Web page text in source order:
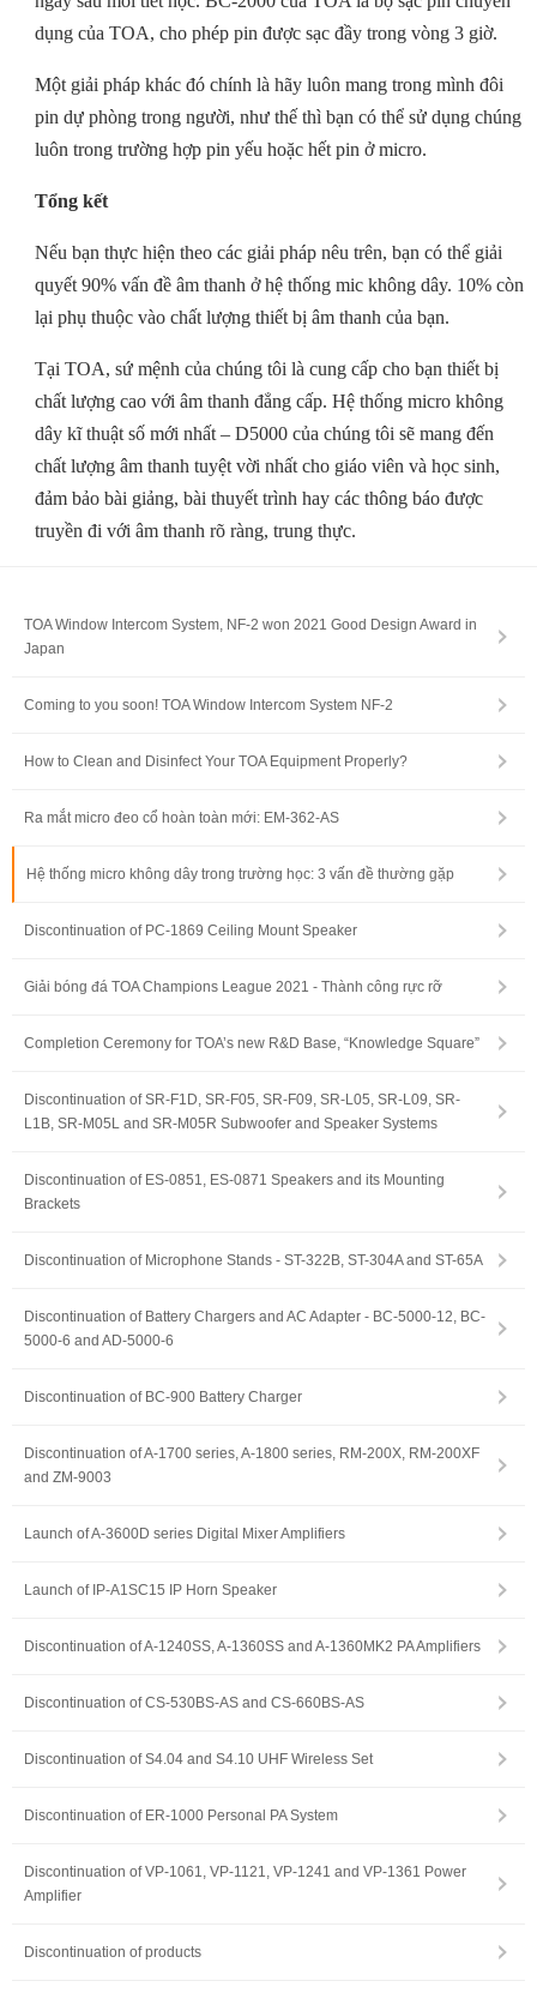
dụng của TOA, cho phép pin được sạc đầy trong vòng 3 giờ.
Một giải pháp khác đó chính là hãy luôn mang trong mình đôi
pin dự phòng trong người, như thế thì bạn có thể sử dụng chúng
luôn trong trường hợp pin yếu hoặc hết pin ở micro.
Tổng kết
Nếu bạn thực hiện theo các giải pháp nêu trên, bạn có thể giải
quyết 90% vấn đề âm thanh ở hệ thống mic không dây. 10% còn
lại phụ thuộc vào chất lượng thiết bị âm thanh của bạn.
Tại TOA, sứ mệnh của chúng tôi là cung cấp cho bạn thiết bị
chất lượng cao với âm thanh đẳng cấp. Hệ thống micro không
dây kĩ thuật số mới nhất – D5000 của chúng tôi sẽ mang đến
chất lượng âm thanh tuyệt vời nhất cho giáo viên và học sinh,
đảm bảo bài giảng, bài thuyết trình hay các thông báo được
truyền đi với âm thanh rõ ràng, trung thực.
TOA Window Intercom System, NF-2 won 2021 Good Design Award in
Japan
Coming to you soon! TOA Window Intercom System NF-2
How to Clean and Disinfect Your TOA Equipment Properly?
Ra mắt micro đeo cổ hoàn toàn mới: EM-362-AS
Hệ thống micro không dây trong trường học: 3 vấn đề thường gặp
Discontinuation of PC-1869 Ceiling Mount Speaker
Giải bóng đá TOA Champions League 2021 - Thành công rực rỡ
Completion Ceremony for TOA’s new R&D Base, “Knowledge Square”
Discontinuation of SR-F1D, SR-F05, SR-F09, SR-L05, SR-L09, SR-
L1B, SR-M05L and SR-M05R Subwoofer and Speaker Systems
Discontinuation of ES-0851, ES-0871 Speakers and its Mounting
Brackets
Discontinuation of Microphone Stands - ST-322B, ST-304A and ST-65A
Discontinuation of Battery Chargers and AC Adapter - BC-5000-12, BC-
5000-6 and AD-5000-6
Discontinuation of BC-900 Battery Charger
Discontinuation of A-1700 series, A-1800 series, RM-200X, RM-200XF
and ZM-9003
Launch of A-3600D series Digital Mixer Amplifiers
Launch of IP-A1SC15 IP Horn Speaker
Discontinuation of A-1240SS, A-1360SS and A-1360MK2 PA Amplifiers
Discontinuation of CS-530BS-AS and CS-660BS-AS
Discontinuation of S4.04 and S4.10 UHF Wireless Set
Discontinuation of ER-1000 Personal PA System
Discontinuation of VP-1061, VP-1121, VP-1241 and VP-1361 Power
Amplifier
Discontinuation of products